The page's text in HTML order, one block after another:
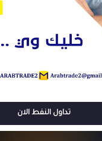
تداول النفط الان